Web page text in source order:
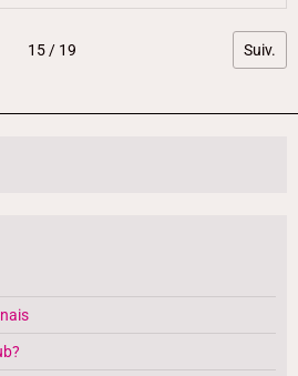
15 / 19 Suiv.